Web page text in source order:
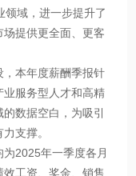
领域，进一步提升了
提供更全面、更客
本年度薪酬季报针
服务型人才和高精
数据空白，为吸引
支撑。
2025年一季度各月
工资、奖金、销售